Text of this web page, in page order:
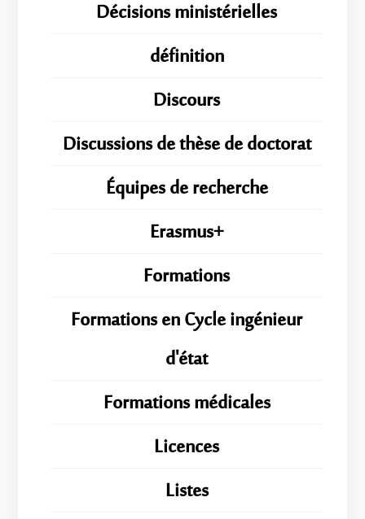
Décisions ministérielles
définition
Discours
Discussions de thèse de doctorat
Équipes de recherche
Erasmus+
Formations
Formations en Cycle ingénieur
d'état
Formations médicales
Licences
Listes